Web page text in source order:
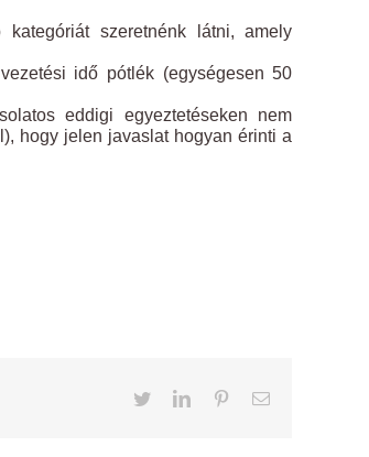
szeretnénk látni, amely
idő pótlék (egységesen 50
eddigi egyeztetéseken nem
hogy jelen javaslat hogyan érinti a
TwitterLinkedInPinterestEmail